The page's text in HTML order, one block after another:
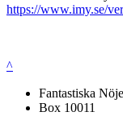
https://www.imy.se/
^
Fantastiska
Box 10011